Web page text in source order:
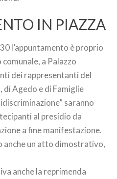
IN PIAZZA
l’appuntamento è proprio
a Palazzo
dei rappresentanti del
di Agedo e di Famiglie
saranno
al presidio da
a fine manifestazione.
anche un atto dimostrativo,
anche la reprimenda